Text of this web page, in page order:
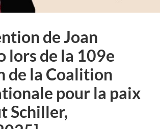
de Joan
lors de la 109e
de la Coalition
pour la paix
Schiller,